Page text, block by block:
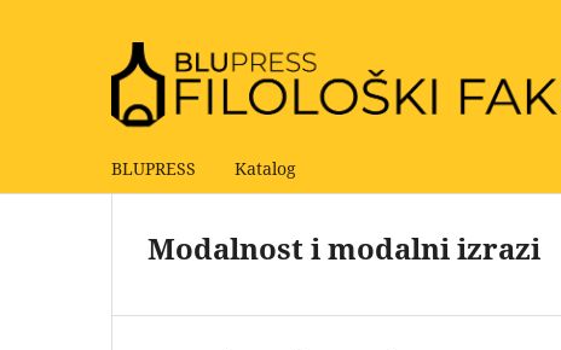
BLUPRESS Katalog
Modalnost i modalni izrazi